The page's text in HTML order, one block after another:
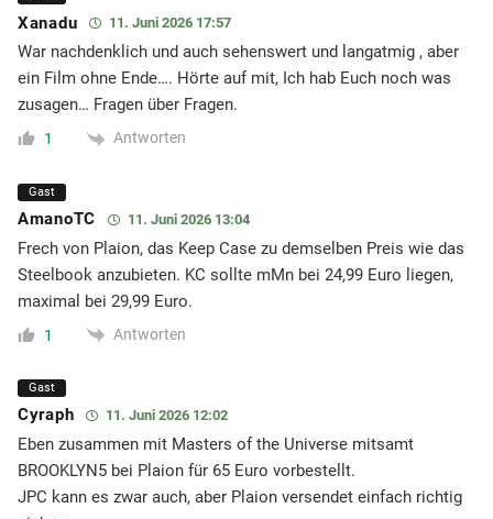
Xanadu 11. Juni 2026 17:57
War nachdenklich und auch sehenswert und langatmig , aber
ein Film ohne Ende…. Hörte auf mit, Ich hab Euch noch was
zusagen… Fragen über Fragen.
1 Antworten
Gast
AmanoTC 11. Juni 2026 13:04
Frech von Plaion, das Keep Case zu demselben Preis wie das
Steelbook anzubieten. KC sollte mMn bei 24,99 Euro liegen,
maximal bei 29,99 Euro.
1 Antworten
Gast
Cyraph 11. Juni 2026 12:02
Eben zusammen mit Masters of the Universe mitsamt
BROOKLYN5 bei Plaion für 65 Euro vorbestellt.
JPC kann es zwar auch, aber Plaion versendet einfach richtig